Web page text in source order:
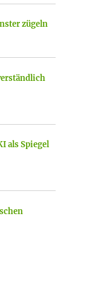
zügeln
als Spiegel